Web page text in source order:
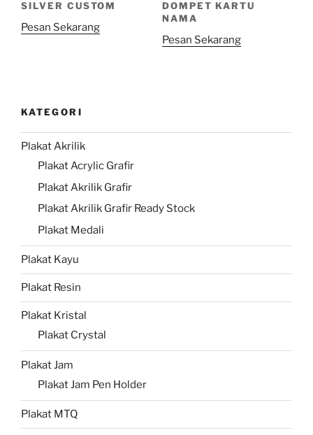
SILVER CUSTOM
Pesan Sekarang
DOMPET KARTU
NAMA
Pesan Sekarang
KATEGORI
Plakat Akrilik
Plakat Acrylic Grafir
Plakat Akrilik Grafir
Plakat Akrilik Grafir Ready Stock
Plakat Medali
Plakat Kayu
Plakat Resin
Plakat Kristal
Plakat Crystal
Plakat Jam
Plakat Jam Pen Holder
Plakat MTQ